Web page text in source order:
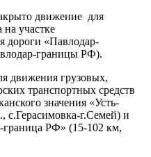
движение для
на участке
дороги «Павлодар-
границы РФ).
движения грузовых,
транспортных средств
значения «Усть-
с.Герасимовка-г.Семей) и
РФ» (15-102 км,